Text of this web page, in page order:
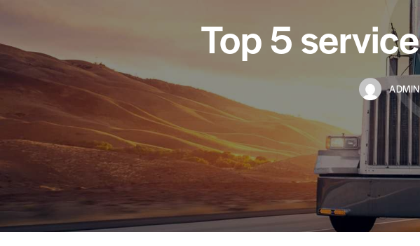
Top 5
ADMIN